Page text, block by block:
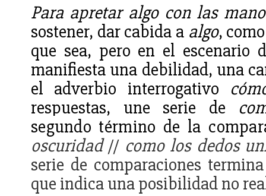
Para apretar algo con las
sostener, dar cabida a algo,
que sea, pero en el escenario
manifiesta una debilidad, una
el adverbio interrogativo
respuestas, une serie de
segundo término de la
oscuridad// como los dedos
serie de comparaciones
que indica una posibilidad no